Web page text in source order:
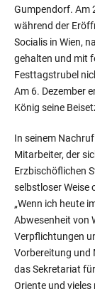
Gumpendorf. Am
während der
Socialis in Wien,
gehalten und mit
Festtagstrubel
Am 6. Dezember
König seine
In seinem
Mitarbeiter, der
Erzbischöflichen
selbstloser Weise
„Wenn ich heute
Abwesenheit von
Verpflichtungen
Vorbereitung und
das Sekretariat
Oriente und